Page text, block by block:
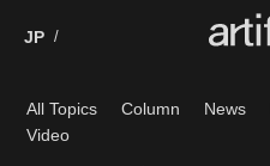
All Topics Column News
Video